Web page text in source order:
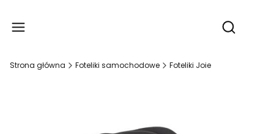
Otwórz
Strona główna Foteliki samochodowe Foteliki Joie